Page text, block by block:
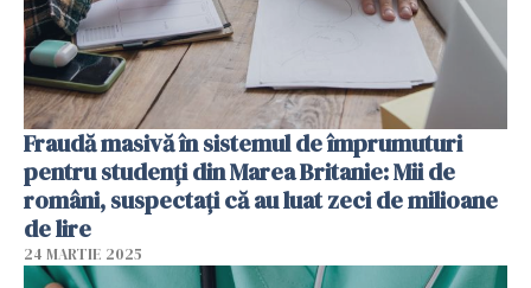
Fraudă masivă în sistemul de împrumuturi
pentru studenți din Marea Britanie: Mii de
români, suspectați că au luat zeci de milioane
de lire
24 MARTIE 2025